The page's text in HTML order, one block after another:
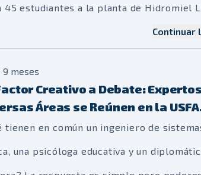
experto francésCyril Laurent.
por la Jefatura de Desarrollos,
viviente diseñado para
y transformar la manera en que
abordan el trabajo en equipo, la
y la innovación.
45 estudiantes a la planta de Hidromiel
local que está
de Huajchilla, nuestros futuros
del aula para sumergirse en una
de emprendimiento.
artículo te invita a recorrer con nosotros
Continuar
9 meses
Creativo a Debate:
Áreas se Reúnen en la
tienen en común un ingeniero de
una psicóloga educativa y un